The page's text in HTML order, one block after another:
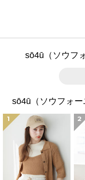
sō4ū（ソウフ
sō4ū（ソウフォ
1 2